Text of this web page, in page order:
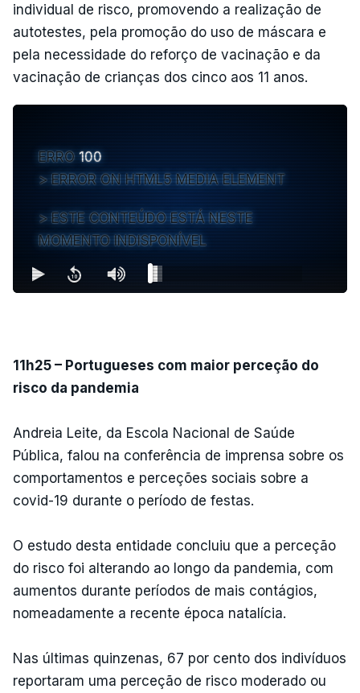
individual de risco, promovendo a realização de
autotestes, pela promoção do uso de máscara e
pela necessidade do reforço de vacinação e da
vacinação de crianças dos cinco aos 11 anos.
ERRO 100
ERROR ON HTML5 MEDIA ELEMENT
ESTE CONTEÚDO ESTÁ NESTE
MOMENTO INDISPONÍVEL
11h25 – Portugueses com maior perceção do
risco da pandemia
Andreia Leite, da Escola Nacional de Saúde
Pública, falou na conferência de imprensa sobre os
comportamentos e perceções sociais sobre a
covid-19 durante o período de festas.
O estudo desta entidade concluiu que a perceção
do risco foi alterando ao longo da pandemia, com
aumentos durante períodos de mais contágios,
nomeadamente a recente época natalícia.
Nas últimas quinzenas, 67 por cento dos indivíduos
reportaram uma perceção de risco moderado ou